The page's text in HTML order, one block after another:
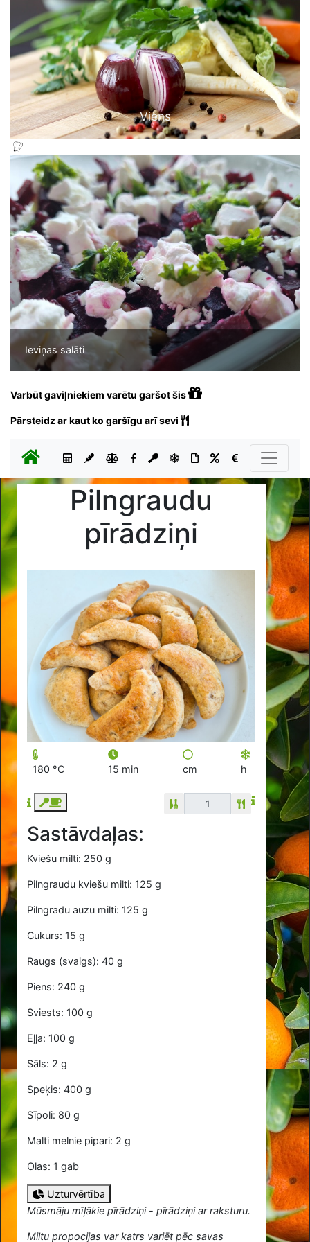
Viens
Ieviņas salāti
Varbūt gaviļniekiem varētu garšot šis
Pārsteidz ar kaut ko garšīgu arī sevi
Pilngraudu
pīrādziņi
180 °C 15 min cm h
Sastāvdaļas:
Kviešu milti: 250 g
Pilngraudu kviešu milti: 125 g
Pilngradu auzu milti: 125 g
Cukurs: 15 g
Raugs (svaigs): 40 g
Piens: 240 g
Sviests: 100 g
Eļļa: 100 g
Sāls: 2 g
Speķis: 400 g
Sīpoli: 80 g
Malti melnie pipari: 2 g
Olas: 1 gab
Uzturvērtība
Mūsmāju mīļākie pīrādziņi - pīrādziņi ar raksturu.
Miltu propocijas var katrs variēt pēc savas